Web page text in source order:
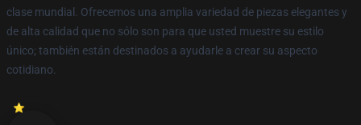
clase mundial. Ofrecemos una amplia variedad de piezas elegantes y
de alta calidad que no sólo son para que usted muestre su estilo
único; también están destinados a ayudarle a crear su aspecto
cotidiano.